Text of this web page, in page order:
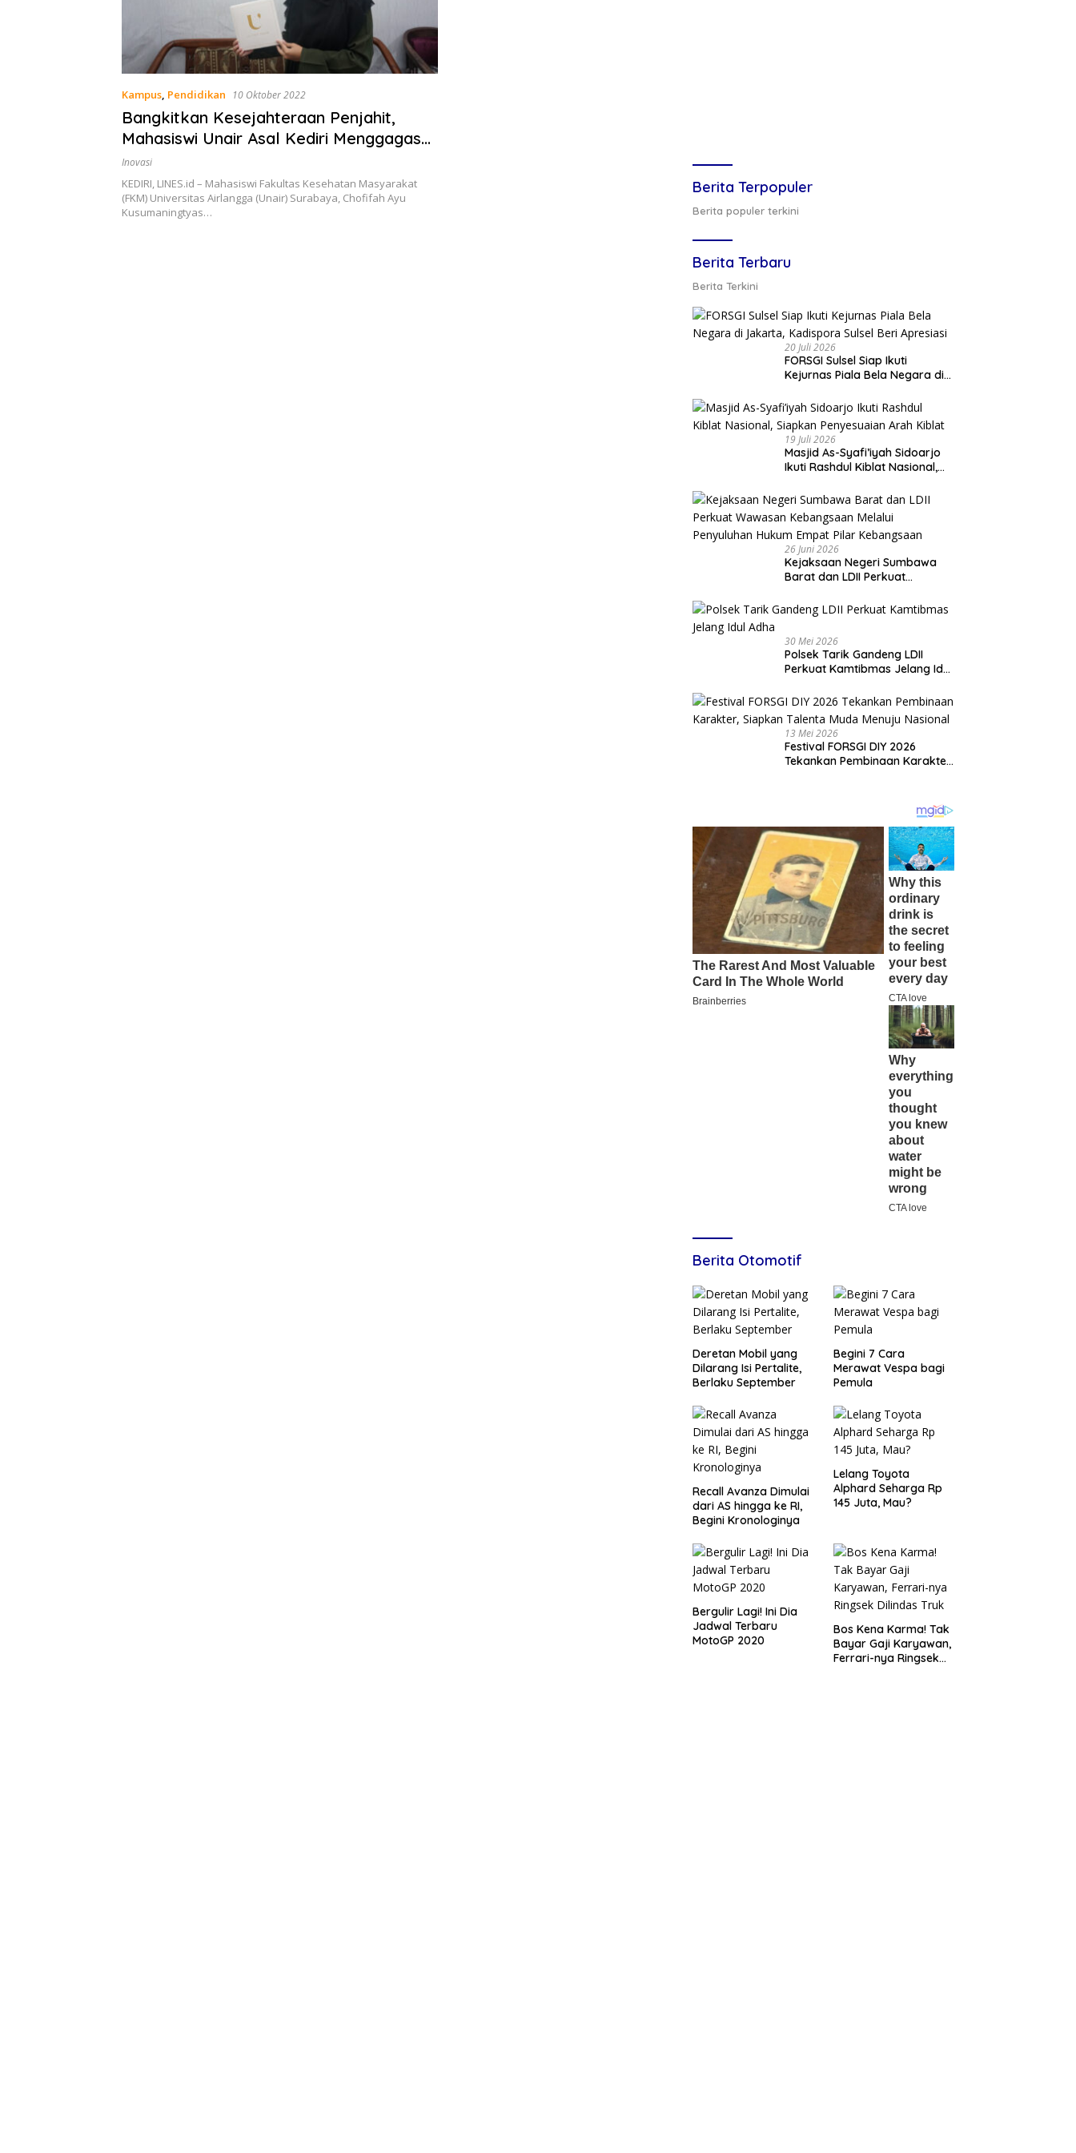
Kampus, Pendidikan 10 Oktober 2022
Bangkitkan Kesejahteraan Penjahit,
Mahasiswi Unair Asal Kediri Menggagas
Fesyen Muslim Ulitha Hijab
Inovasi
KEDIRI, LINES.id – Mahasiswi Fakultas Kesehatan Masyarakat
(FKM) Universitas Airlangga (Unair) Surabaya, Chofifah Ayu
Kusumaningtyas…
Berita Terpopuler
Berita populer terkini
Berita Terbaru
Berita Terkini
20 Juli 2026
FORSGI Sulsel Siap Ikuti
Kejurnas Piala Bela Negara di
Apresiasi
19 Juli 2026
Masjid As-Syafi’iyah Sidoarjo
Ikuti Rashdul Kiblat Nasional,
Kiblat
26 Juni 2026
Kejaksaan Negeri Sumbawa
Barat dan LDII Perkuat
Penyuluhan Hukum Empat Pilar
Kebangsaan
30 Mei 2026
Polsek Tarik Gandeng LDII
Perkuat Kamtibmas Jelang Idul
13 Mei 2026
Festival FORSGI DIY 2026
Tekankan Pembinaan Karakter,
Berita Otomotif
Deretan Mobil yang
Dilarang Isi Pertalite,
Berlaku September
Begini 7 Cara
Merawat Vespa bagi
Pemula
Recall Avanza Dimulai
dari AS hingga ke RI,
Begini Kronologinya
Lelang Toyota
Alphard Seharga Rp
145 Juta, Mau?
Bergulir Lagi! Ini Dia
Jadwal Terbaru
MotoGP 2020
Bos Kena Karma! Tak
Bayar Gaji Karyawan,
Ferrari-nya Ringsek